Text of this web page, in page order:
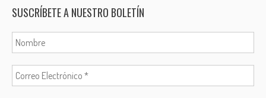
SUSCRÍBETE A NUESTRO BOLETÍN